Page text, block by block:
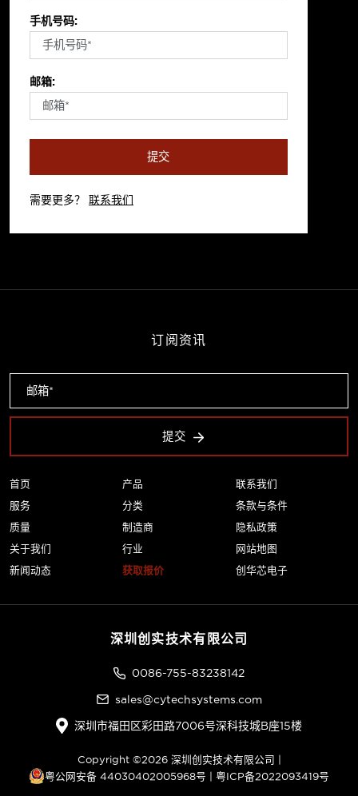
手机号码:
邮箱:
提交
需要更多？ 联系我们
首页
服务
质量
关于我们
新闻动态
产品
分类
制造商
行业
获取报价
联系我们
条款与条件
隐私政策
网站地图
创华芯电子
订阅资讯
提交
深圳创实技术有限公司
0086-755-83238142
sales@cytechsystems.com
深圳市福田区彩田路7006号深科技城B座15楼
Copyright ©2026 深圳创实技术有限公司 |
粤公网安备 44030402005968号 | 粤ICP备2022093419号